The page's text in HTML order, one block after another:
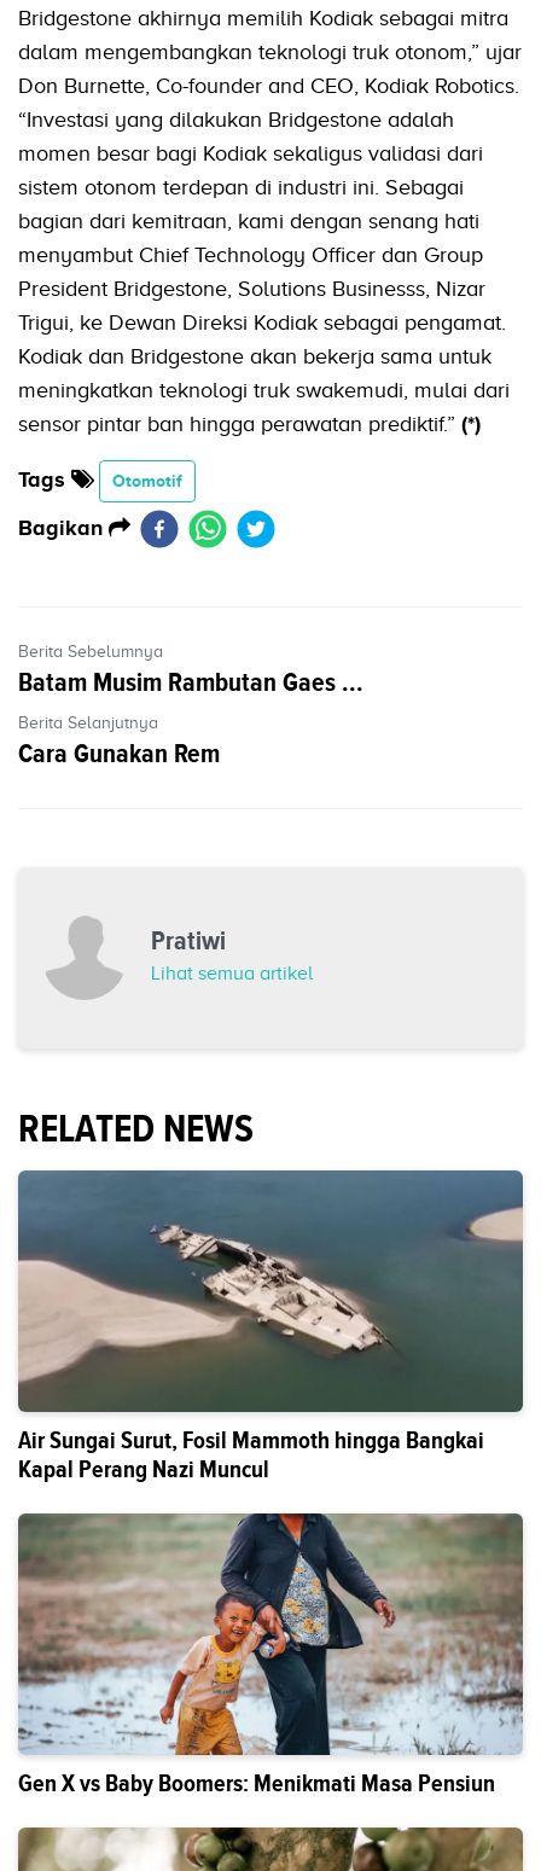
Bridgestone akhirnya memilih Kodiak sebagai mitra
dalam mengembangkan teknologi truk otonom,” ujar
Don Burnette, Co-founder and CEO, Kodiak Robotics.
“Investasi yang dilakukan Bridgestone adalah
momen besar bagi Kodiak sekaligus validasi dari
sistem otonom terdepan di industri ini. Sebagai
bagian dari kemitraan, kami dengan senang hati
menyambut Chief Technology Officer dan Group
President Bridgestone, Solutions Businesss, Nizar
Trigui, ke Dewan Direksi Kodiak sebagai pengamat.
Kodiak dan Bridgestone akan bekerja sama untuk
meningkatkan teknologi truk swakemudi, mulai dari
sensor pintar ban hingga perawatan prediktif.” (*)
Tags Otomotif
Bagikan
Berita Sebelumnya
Batam Musim Rambutan Gaes ...
Berita Selanjutnya
Cara Gunakan Rem
Pratiwi
Lihat semua artikel
RELATED NEWS
Air Sungai Surut, Fosil Mammoth hingga Bangkai
Kapal Perang Nazi Muncul
Gen X vs Baby Boomers: Menikmati Masa Pensiun